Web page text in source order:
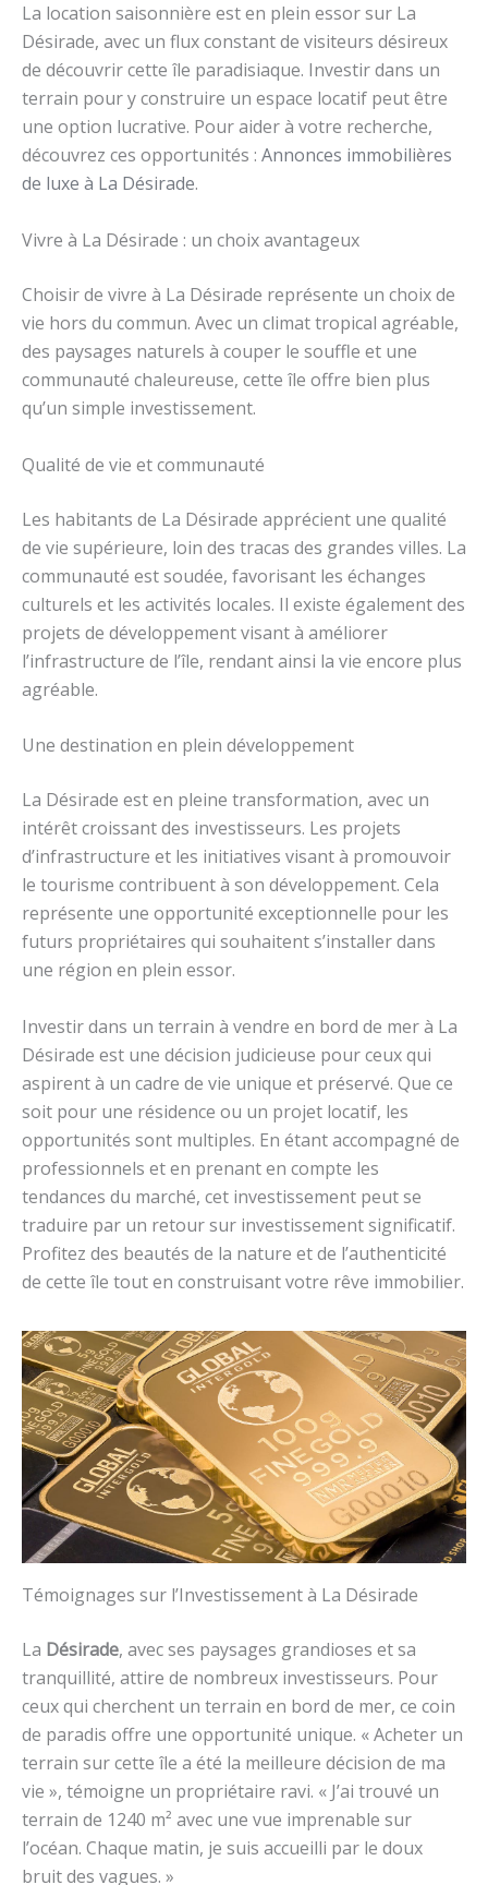
La location saisonnière est en plein essor sur La
Désirade, avec un flux constant de visiteurs désireux
de découvrir cette île paradisiaque. Investir dans un
terrain pour y construire un espace locatif peut être
une option lucrative. Pour aider à votre recherche,
découvrez ces opportunités : Annonces immobilières
de luxe à La Désirade.
Vivre à La Désirade : un choix avantageux
Choisir de vivre à La Désirade représente un choix de
vie hors du commun. Avec un climat tropical agréable,
des paysages naturels à couper le souffle et une
communauté chaleureuse, cette île offre bien plus
qu’un simple investissement.
Qualité de vie et communauté
Les habitants de La Désirade apprécient une qualité
de vie supérieure, loin des tracas des grandes villes. La
communauté est soudée, favorisant les échanges
culturels et les activités locales. Il existe également des
projets de développement visant à améliorer
l’infrastructure de l’île, rendant ainsi la vie encore plus
agréable.
Une destination en plein développement
La Désirade est en pleine transformation, avec un
intérêt croissant des investisseurs. Les projets
d’infrastructure et les initiatives visant à promouvoir
le tourisme contribuent à son développement. Cela
représente une opportunité exceptionnelle pour les
futurs propriétaires qui souhaitent s’installer dans
une région en plein essor.
Investir dans un terrain à vendre en bord de mer à La
Désirade est une décision judicieuse pour ceux qui
aspirent à un cadre de vie unique et préservé. Que ce
soit pour une résidence ou un projet locatif, les
opportunités sont multiples. En étant accompagné de
professionnels et en prenant en compte les
tendances du marché, cet investissement peut se
traduire par un retour sur investissement significatif.
Profitez des beautés de la nature et de l’authenticité
de cette île tout en construisant votre rêve immobilier.
Témoignages sur l’Investissement à La Désirade
La Désirade, avec ses paysages grandioses et sa
tranquillité, attire de nombreux investisseurs. Pour
ceux qui cherchent un terrain en bord de mer, ce coin
de paradis offre une opportunité unique. « Acheter un
terrain sur cette île a été la meilleure décision de ma
vie », témoigne un propriétaire ravi. « J’ai trouvé un
terrain de 1240 m² avec une vue imprenable sur
l’océan. Chaque matin, je suis accueilli par le doux
bruit des vagues. »